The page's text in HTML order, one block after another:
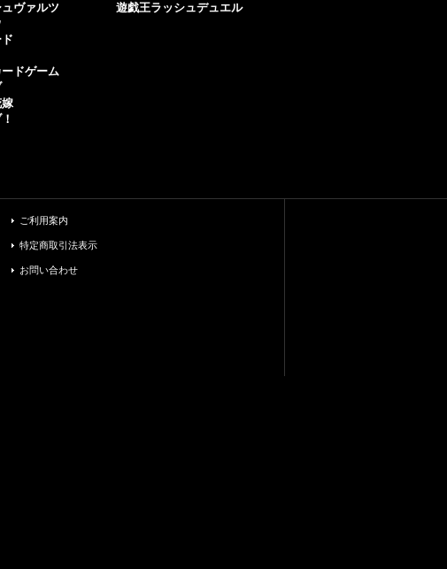
ヴァルツ
ドゲーム
遊戯王ラッシュデュエル
ご利用案内
特定商取引法表示
お問い合わせ